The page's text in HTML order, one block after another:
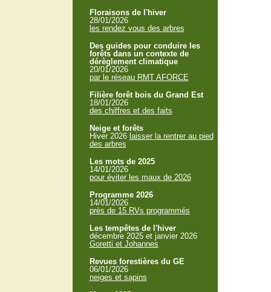
Floraisons de l'hiver
28/01/2026
les rendez vous des arbres
Des guides pour conduire les
forêts dans un contexte de
dérèglement climatique
20/01/2026
par le réseau RMT AFORCE
Filière forêt bois du Grand Est
18/01/2026
des chiffres et des faits
Neige et forêts
Hiver 2026 laisser la rentrer au pied
des arbres
Les mots de 2025
14/01/2026
pour éviter les maux de 2026
Programme 2026
14/01/2026
près de 15 RVs programmés
Les tempêtes de l'hiver
décembre 2025 et janvier 2026
Goretti et Johannes
Revues forestières du GE
06/01/2026
neiges et sapins